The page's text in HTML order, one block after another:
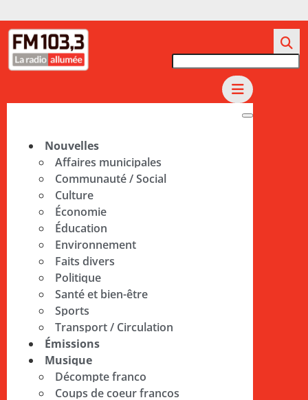
Nouvelles
Affaires municipales
Communauté / Social
Culture
Économie
Éducation
Environnement
Faits divers
Politique
Santé et bien-être
Sports
Transport / Circulation
Émissions
Musique
Décompte franco
Coups de coeur francos